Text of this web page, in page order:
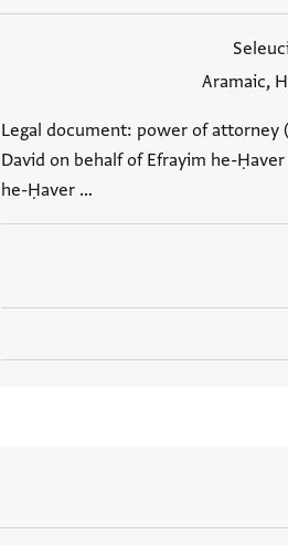
Aramaic,
Legal document: power of
David on behalf of Efrayim he-
he-Ḥaver …